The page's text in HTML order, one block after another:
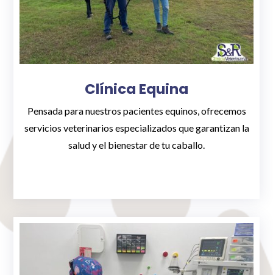
Clínica Equina
Pensada para nuestros pacientes equinos, ofrecemos
servicios veterinarios especializados que garantizan la
salud y el bienestar de tu caballo.